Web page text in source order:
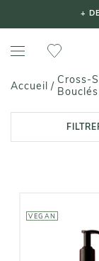
+
Accueil / Cross-
Bouclés
VEGAN